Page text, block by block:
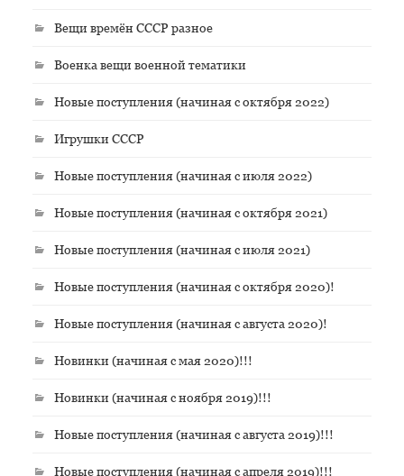
Вещи времён СССР разное
Военка вещи военной тематики
Новые поступления (начиная с октября 2022)
Игрушки СССР
Новые поступления (начиная с июля 2022)
Новые поступления (начиная с октября 2021)
Новые поступления (начиная с июля 2021)
Новые поступления (начиная с октября 2020)!
Новые поступления (начиная с августа 2020)!
Новинки (начиная с мая 2020)!!!
Новинки (начиная с ноября 2019)!!!
Новые поступления (начиная с августа 2019)!!!
Новые поступления (начиная с апреля 2019)!!!